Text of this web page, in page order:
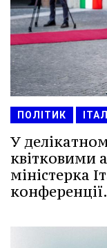
ПОЛІТИК
У
квітковими
міністерка
конференції.